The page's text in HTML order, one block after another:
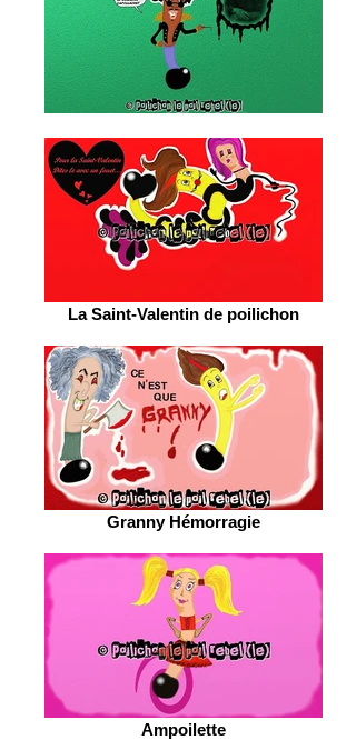
La Saint-Valentin de poilichon
Granny Hémorragie
Ampoilette